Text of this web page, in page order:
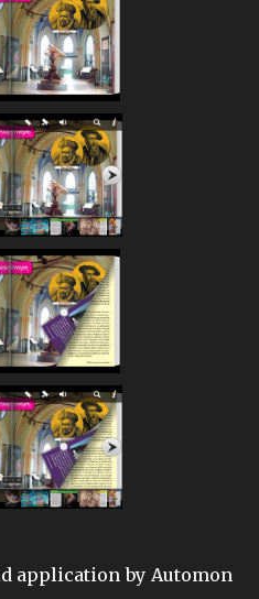
application by Automon